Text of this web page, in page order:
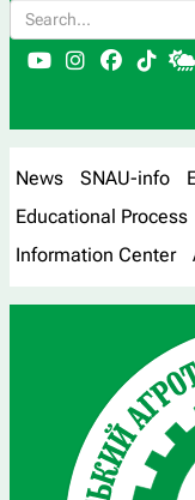
News SNAU-info
Educational Process
Information Center